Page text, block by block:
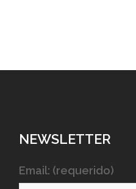
NEWSLETTER
Email: (requerido)